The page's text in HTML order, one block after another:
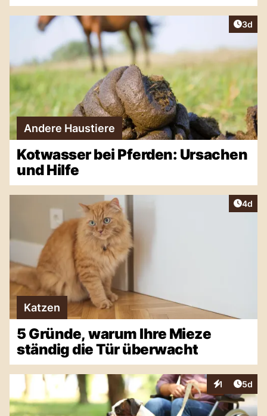
3d
Andere Haustiere
Kotwasser bei Pferden: Ursachen
und Hilfe
4d
Katzen
5 Gründe, warum Ihre Mieze
ständig die Tür überwacht
1
Interaktionen
5d